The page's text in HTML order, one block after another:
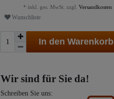
* inkl. ges. MwSt. zzgl. Versandkosten
Wunschliste
In den Warenkorb
Wir sind für Sie da!
Schreiben Sie uns: